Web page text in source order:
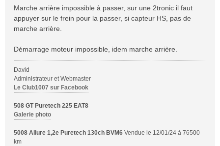
Marche arrière impossible à passer, sur une 2tronic il faut
appuyer sur le frein pour la passer, si capteur HS, pas de
marche arrière.
Démarrage moteur impossible, idem marche arrière.
David
Administrateur et Webmaster
Le Club1007 sur Facebook
508 GT Puretech 225 EAT8
Galerie photo
5008 Allure 1,2e Puretech 130ch BVM6 Vendue le 12/01/24 à 76500
km